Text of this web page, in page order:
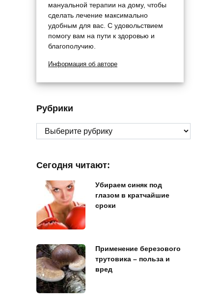
мануальной терапии на дому, чтобы
сделать лечение максимально
удобным для вас. С удовольствием
помогу вам на пути к здоровью и
благополучию.
Информация об авторе
Рубрики
Рубрики
Сегодня читают:
Убираем синяк под
глазом в кратчайшие
сроки
Применение березового
трутовика – польза и
вред